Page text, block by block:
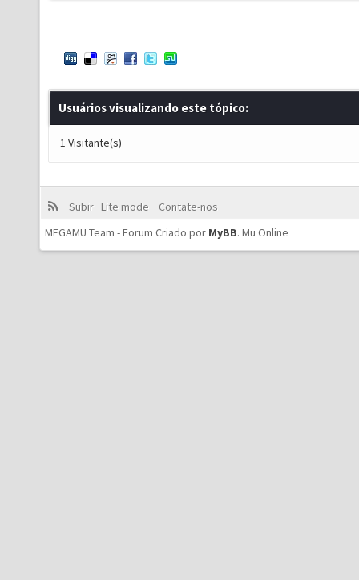
Usuários visualizando este tópico:
1 Visitante(s)
Subir Lite mode
Contate-nos
MEGAMU Team - Forum Criado por MyBB. Mu Online